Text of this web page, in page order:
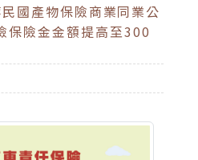
國產物保險商業同業公
保險金金額提高至300